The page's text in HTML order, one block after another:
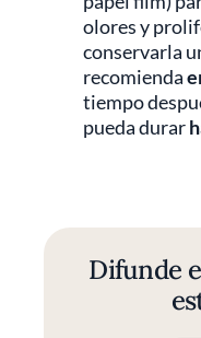
olores y
conservarla
recomienda
tiempo
pueda durar
Difunde